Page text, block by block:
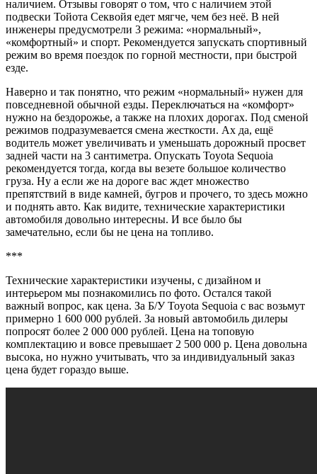
наличием. Отзывы говорят о том, что с наличием этой
подвески Тойота Секвойя едет мягче, чем без неё. В ней
инженеры предусмотрели 3 режима: «нормальный»,
«комфортный» и спорт. Рекомендуется запускать спортивный
режим во время поездок по горной местности, при быстрой
езде.
Наверно и так понятно, что режим «нормальный» нужен для
повседневной обычной езды. Переключаться на «комфорт»
нужно на бездорожье, а также на плохих дорогах. Под сменой
режимов подразумевается смена жесткости. Ах да, ещё
водитель может увеличивать и уменьшать дорожный просвет
задней части на 3 сантиметра. Опускать Toyota Sequoia
рекомендуется тогда, когда вы везете большое количество
груза. Ну а если же на дороге вас ждет множество
препятствий в виде камней, бугров и прочего, то здесь можно
и поднять авто. Как видите, технические характеристики
автомобиля довольно интересны. И все было бы
замечательно, если бы не цена на топливо.
***
Технические характеристики изучены, с дизайном и
интерьером мы познакомились по фото. Остался такой
важный вопрос, как цена. За Б/У Toyota Sequoia с вас возьмут
примерно 1 600 000 рублей. За новый автомобиль дилеры
попросят более 2 000 000 рублей. Цена на топовую
комплектацию и вовсе превышает 2 500 000 р. Цена довольна
высока, но нужно учитывать, что за индивидуальный заказ
цена будет гораздо выше.